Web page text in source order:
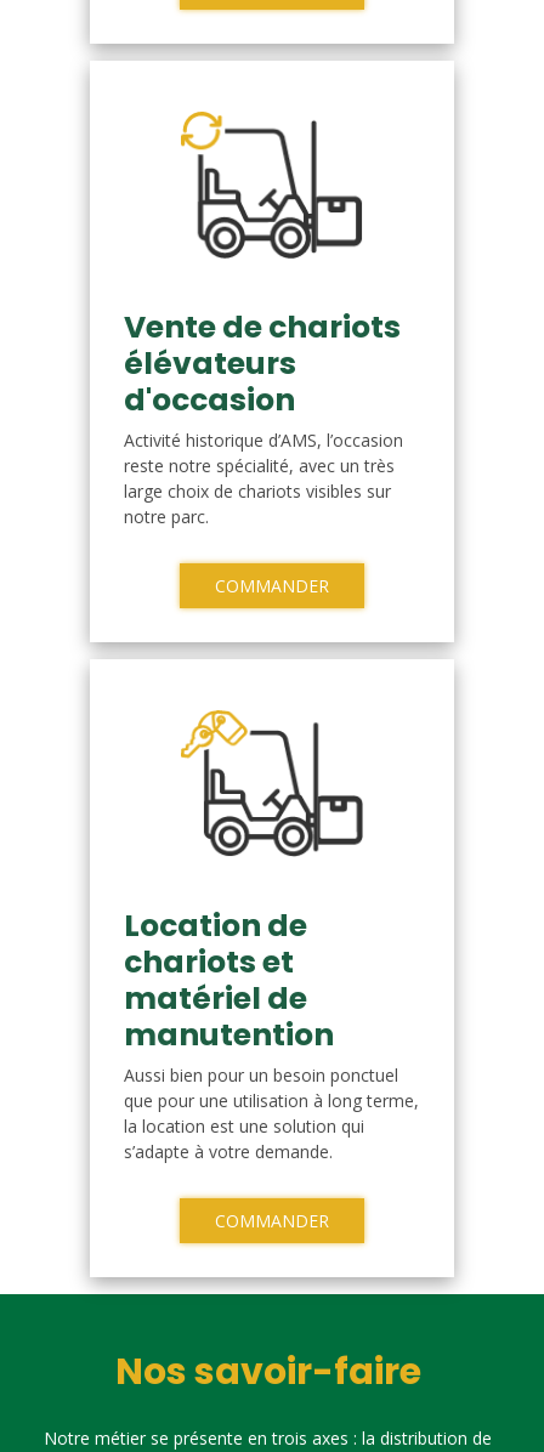
Vente de chariots
élévateurs
d'occasion
Activité historique d’AMS, l’occasion
reste notre spécialité, avec un très
large choix de chariots visibles sur
notre parc.
COMMANDER
Location de
chariots et
matériel de
manutention
Aussi bien pour un besoin ponctuel
que pour une utilisation à long terme,
la location est une solution qui
s’adapte à votre demande.
COMMANDER
Nos savoir-faire
Notre métier se présente en trois axes : la distribution de